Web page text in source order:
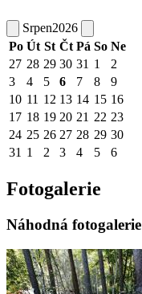
Srpen2026
Po Út St Čt Pá So Ne
27 28 29 30 31 1
2
3
4 5 6 7 8
9
10 11 12 13 14 15 16
17 18 19 20 21 22 23
24 25 26 27 28 29 30
31 1 2 3 4 5 6
Fotogalerie
Náhodná fotogalerie